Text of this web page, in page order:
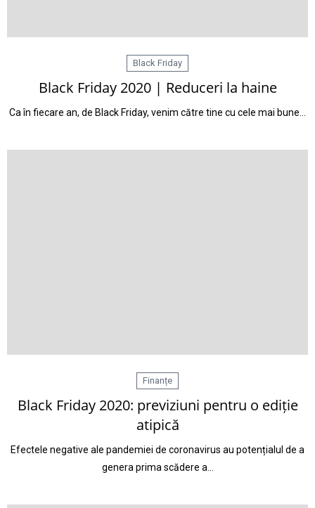
Black Friday
Black Friday 2020 | Reduceri la haine
Ca în fiecare an, de Black Friday, venim către tine cu cele mai bune…
Finanțe
Black Friday 2020: previziuni pentru o ediție
atipică
Efectele negative ale pandemiei de coronavirus au potențialul de a
genera prima scădere a…